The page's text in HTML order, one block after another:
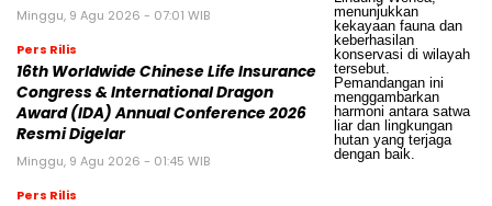
Minggu, 9 Agu 2026 - 07:01 WIB
Pers Rilis
16th Worldwide Chinese Life Insurance
Congress & International Dragon
Award (IDA) Annual Conference 2026
Resmi Digelar
Minggu, 9 Agu 2026 - 01:45 WIB
Pers Rilis